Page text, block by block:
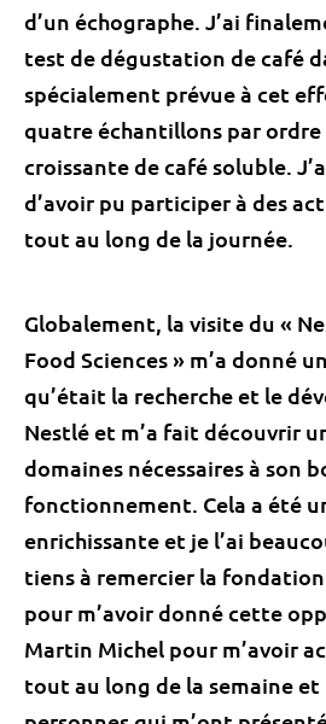
d’un échographe. J’ai
test de dégustation de café
spécialement prévue à cet
quatre échantillons par
croissante de café soluble.
d’avoir pu participer à des
tout au long de la journée.
Globalement, la visite du «
Food Sciences » m’a donné
qu’était la recherche et le
Nestlé et m’a fait découvrir
domaines nécessaires à son
fonctionnement. Cela a été
enrichissante et je l’ai
tiens à remercier la
pour m’avoir donné cette
Martin Michel pour m’avoir
tout au long de la semaine